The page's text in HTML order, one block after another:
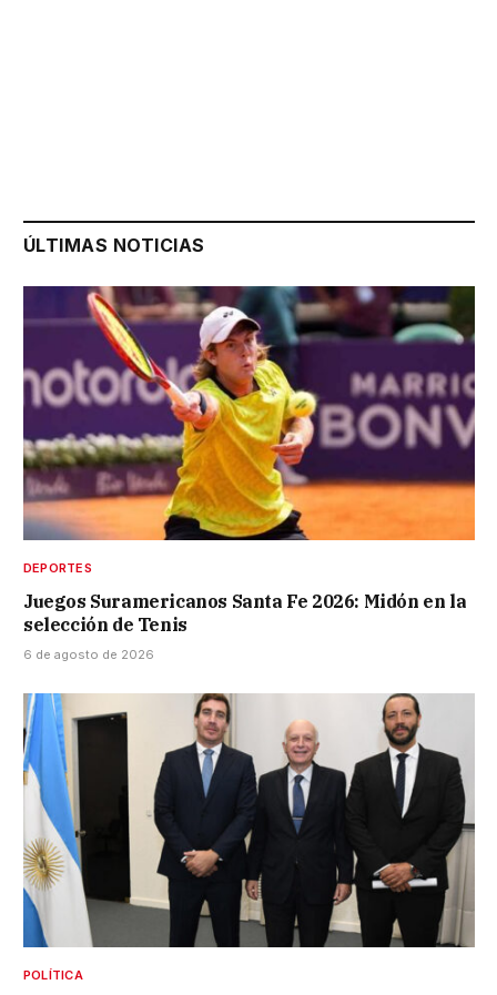
ÚLTIMAS NOTICIAS
DEPORTES
Juegos Suramericanos Santa Fe 2026: Midón en la
selección de Tenis
6 de agosto de 2026
POLÍTICA